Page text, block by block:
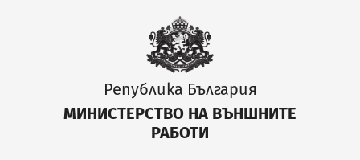
Република България
МИНИСТЕРСТВО НА ВЪНШНИТЕ
РАБОТИ